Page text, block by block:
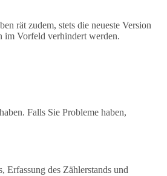
rät zudem, stets die neueste Version
im Vorfeld verhindert werden.
Falls Sie Probleme haben,
des Zählerstands und